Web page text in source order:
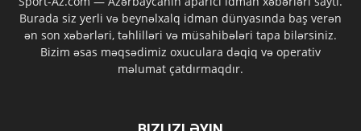
Burada siz yerli və beynəlxalq idman dünyasında baş verən
ən son xəbərləri, təhlilləri və müsahibələri tapa bilərsiniz.
Bizim əsas məqsədimiz oxuculara dəqiq və operativ
məlumat çatdırmaqdır.